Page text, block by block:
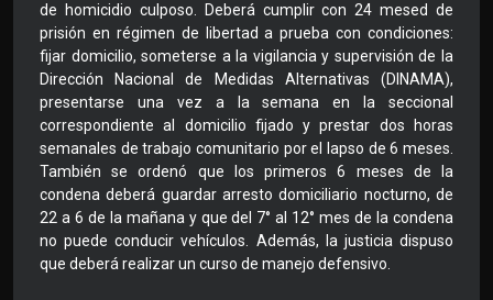
de homicidio culposo. Deberá cumplir con 24 mesed de
prisión en régimen de libertad a prueba con condiciones:
fijar domicilio, someterse a la vigilancia y supervisión de la
Dirección Nacional de Medidas Alternativas (DINAMA),
presentarse una vez a la semana en la seccional
correspondiente al domicilio fijado y prestar dos horas
semanales de trabajo comunitario por el lapso de 6 meses.
También se ordenó que los primeros 6 meses de la
condena deberá guardar arresto domiciliario nocturno, de
22 a 6 de la mañana y que del 7° al 12° mes de la condena
no puede conducir vehículos. Además, la justicia dispuso
que deberá realizar un curso de manejo defensivo.